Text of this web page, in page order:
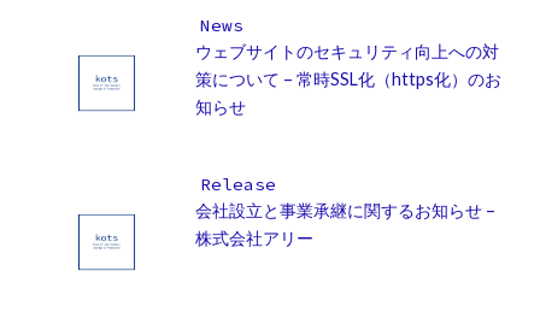
News
ウェブサイトのセキュリティ向上への対
策について – 常時SSL化（https化）のお
知らせ
Release
会社設立と事業承継に関するお知らせ –
株式会社アリー